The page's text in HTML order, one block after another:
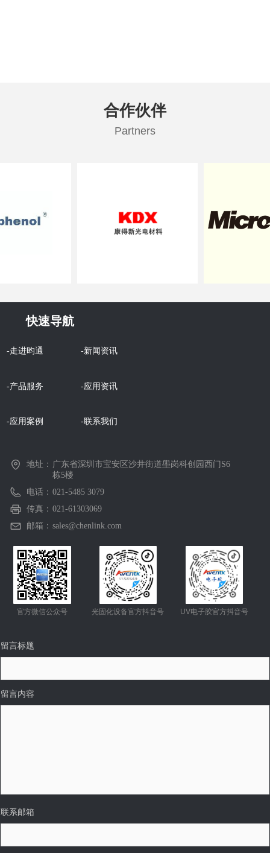
合作伙伴
Partners
地址： 广东省深圳市宝安区沙井街道壆岗科创园西门S6
栋5楼
电话： 021-5485 3079
传真： 021-61303069
邮箱： sales@chenlink.com
官方微信公众号 光固化设备官方抖音号 UV电子胶官方抖音号
留言标题
留言内容
联系邮箱
快速导航
-走进昀通
-产品服务
-应用案例
-新闻资讯
-应用资讯
-联系我们